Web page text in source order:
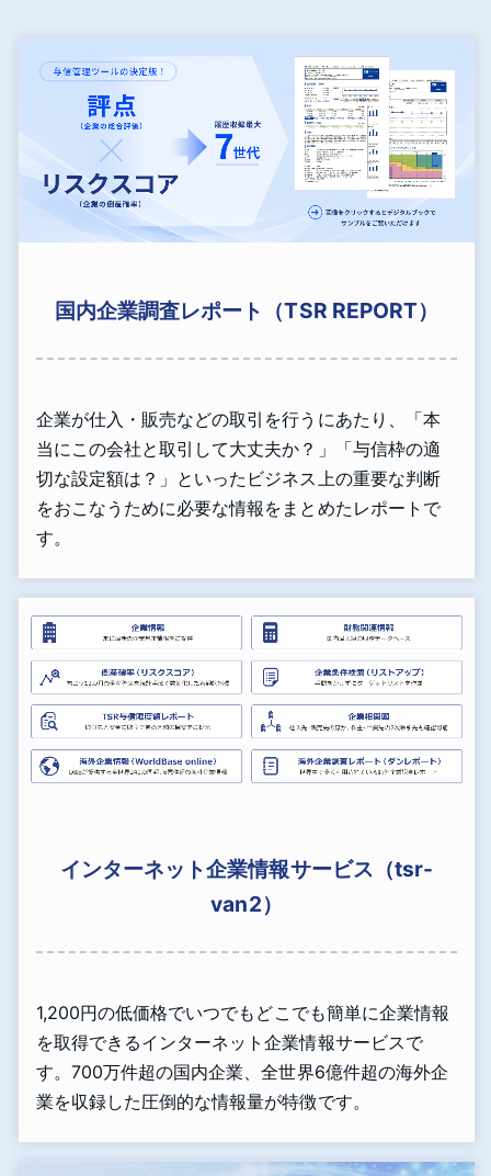
国内企業調査レポート（TSR REPORT）
企業が仕入・販売などの取引を行うにあたり、「本
当にこの会社と取引して大丈夫か？」「与信枠の適
切な設定額は？」といったビジネス上の重要な判断
をおこなうために必要な情報をまとめたレポートで
す。
インターネット企業情報サービス（tsr-
van2）
1,200円の低価格でいつでもどこでも簡単に企業情報
を取得できるインターネット企業情報サービスで
す。700万件超の国内企業、全世界6億件超の海外企
業を収録した圧倒的な情報量が特徴です。